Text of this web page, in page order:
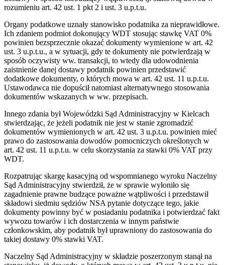
rozumieniu art. 42 ust. 1 pkt 2 i ust. 3 u.p.t.u.
Organy podatkowe uznały stanowisko podatnika za nieprawidłowe.
Ich zdaniem podmiot dokonujący WDT stosując stawkę VAT 0%
powinien bezsprzecznie okazać dokumenty wymienione w art. 42
ust. 3 u.p.t.u., a w sytuacji, gdy te dokumenty nie potwierdzają w
sposób oczywisty ww. transakcji, to wtedy dla udowodnienia
zaistnienie danej dostawy podatnik powinien przedstawić
dodatkowe dokumenty, o których mowa w art. 42 ust. 11 u.p.t.u.
Ustawodawca nie dopuścił natomiast alternatywnego stosowania
dokumentów wskazanych w ww. przepisach.
Innego zdania był Wojewódzki Sąd Administracyjny w Kielcach
stwierdzając, że jeżeli podatnik nie jest w stanie zgromadzić
dokumentów wymienionych w art. 42 ust. 3 u.p.t.u. powinien mieć
prawo do zastosowania dowodów pomocniczych określonych w
art. 42 ust. 11 u.p.t.u. w celu skorzystania za stawki 0% VAT przy
WDT.
Rozpatrując skargę kasacyjną od wspomnianego wyroku Naczelny
Sąd Administracyjny stwierdził, że w sprawie wyłoniło się
zagadnienie prawne budzące poważne wątpliwości i przedstawił
składowi siedmiu sędziów NSA pytanie dotyczące tego, jakie
dokumenty powinny być w posiadaniu podatnika i potwierdzać fakt
wywozu towarów i ich dostarczenia w innym państwie
członkowskim, aby podatnik był uprawniony do zastosowania do
takiej dostawy 0% stawki VAT.
Naczelny Sąd Administracyjny w składzie poszerzonym stanął na